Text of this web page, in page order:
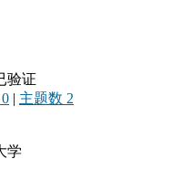
验证
| 主题数 2
学